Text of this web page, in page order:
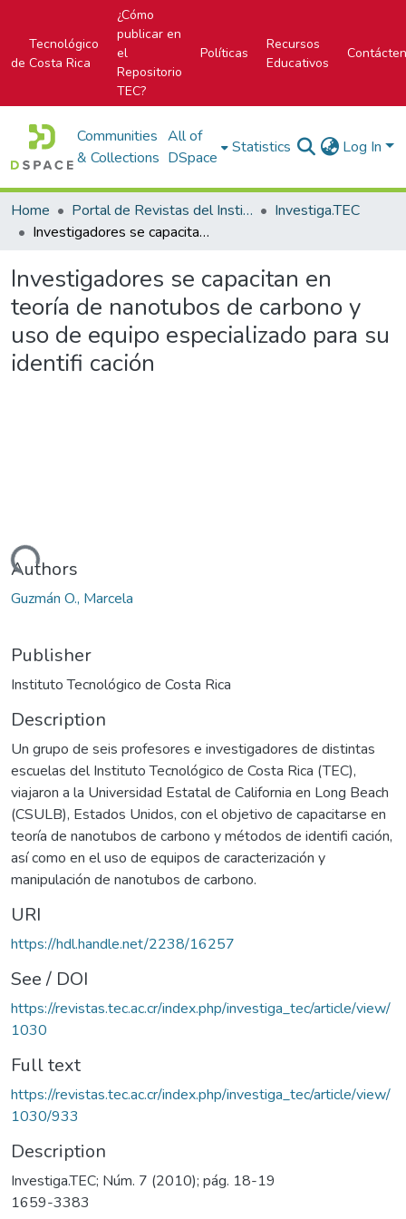
Tecnológico
de Costa Rica
¿Cómo
publicar en
el
Repositorio
TEC?
Políticas
Recursos
Educativos
Communities
& Collections
All of
DSpace
Statistics Log In
Home Portal de Revistas del Instituto Tecnológico de Costa Rica
Investiga.TEC
Investigadores se capacitan en teoría de nanotubos de carbono y uso de equipo especializado para su identifi cación
Investigadores se capacitan en
teoría de nanotubos de carbono y
uso de equipo especializado para su
identifi cación
Authors
Guzmán O., Marcela
Publisher
Instituto Tecnológico de Costa Rica
Description
Un grupo de seis profesores e investigadores de distintas
escuelas del Instituto Tecnológico de Costa Rica (TEC),
viajaron a la Universidad Estatal de California en Long Beach
(CSULB), Estados Unidos, con el objetivo de capacitarse en
teoría de nanotubos de carbono y métodos de identifi cación,
así como en el uso de equipos de caracterización y
manipulación de nanotubos de carbono.
URI
https://hdl.handle.net/2238/16257
See / DOI
https://revistas.tec.ac.cr/index.php/investiga_tec/article/view/
1030
Full text
https://revistas.tec.ac.cr/index.php/investiga_tec/article/view/
1030/933
Description
Investiga.TEC; Núm. 7 (2010); pág. 18-19
1659-3383